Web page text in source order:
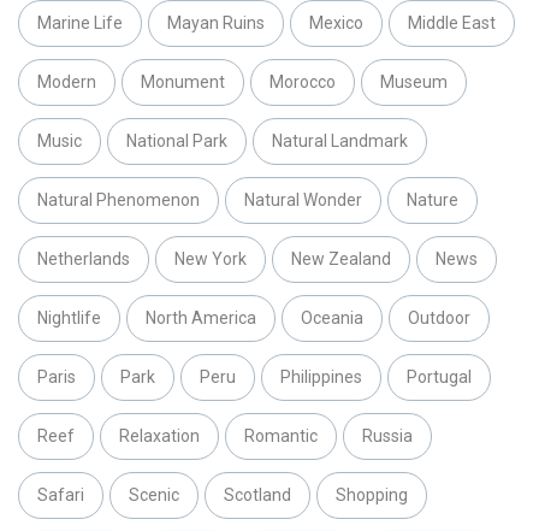
Marine Life Mayan Ruins Mexico Middle East
Modern Monument Morocco Museum
Music National Park Natural Landmark
Natural Phenomenon Natural Wonder Nature
Netherlands New York New Zealand News
Nightlife North America Oceania Outdoor
Paris Park Peru Philippines Portugal
Reef Relaxation Romantic Russia
Safari Scenic Scotland Shopping